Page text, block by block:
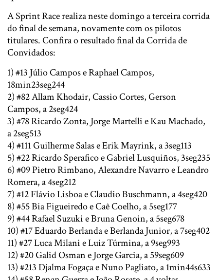
A Sprint Race realiza neste domingo a terceira corrida
do final de semana, novamente com os pilotos
titulares. Confira o resultado final da Corrida de
Convidados:
1) #13 Júlio Campos e Raphael Campos,
18min23seg244
2) #82 Allam Khodair, Cassio Cortes, Gerson
Campos, a 2seg424
3) #78 Ricardo Zonta, Jorge Martelli e Kau Machado,
a 2seg513
4) #111 Guilherme Salas e Erik Mayrink, a 3seg113
5) #22 Ricardo Sperafico e Gabriel Lusquiños, 3seg235
6) #09 Pietro Rimbano, Alexandre Navarro e Leandro
Romera, a 4seg212
7) #12 Flávio Lisboa e Claudio Buschmann, a 4seg420
8) #55 Bia Figueiredo e Caê Coelho, a 5seg177
9) #44 Rafael Suzuki e Bruna Genoin, a 5seg678
10) #17 Eduardo Berlanda e Berlanda Junior, a 7seg402
11) #27 Luca Milani e Luiz Túrmina, a 9seg993
12) #20 Galid Osman e Jorge Garcia, a 59seg609
13) #213 Djalma Fogaça e Nuno Pagliato, a 1min44s633